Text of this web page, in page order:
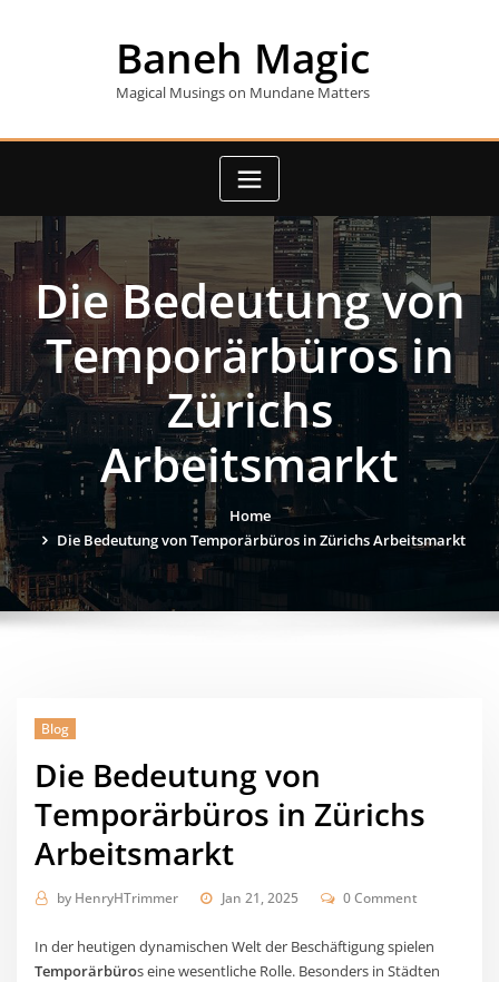
Baneh Magic
Magical Musings on Mundane Matters
Die Bedeutung von
Temporärbüros in
Zürichs
Arbeitsmarkt
Home
Die Bedeutung von Temporärbüros in Zürichs Arbeitsmarkt
Blog
Die Bedeutung von
Temporärbüros in Zürichs
Arbeitsmarkt
by HenryHTrimmer Jan 21, 2025 0 Comment
In der heutigen dynamischen Welt der Beschäftigung spielen
Temporärbüros eine wesentliche Rolle. Besonders in Städten